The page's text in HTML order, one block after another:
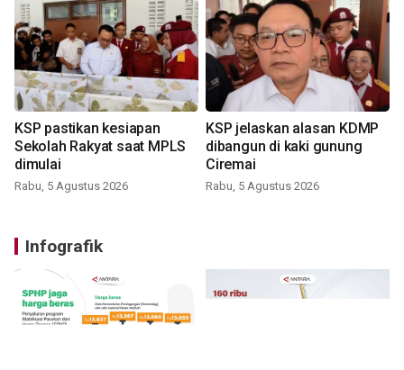
KSP pastikan kesiapan
Sekolah Rakyat saat MPLS
dimulai
Rabu, 5 Agustus 2026
KSP jelaskan alasan KDMP
dibangun di kaki gunung
Ciremai
Rabu, 5 Agustus 2026
Infografik